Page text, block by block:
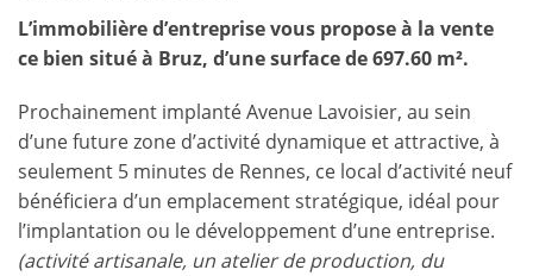
L’immobilière d’entreprise vous propose à la vente
ce bien situé à Bruz, d’une surface de 697.60 m².
Prochainement implanté Avenue Lavoisier, au sein
d’une future zone d’activité dynamique et attractive, à
seulement 5 minutes de Rennes, ce local d’activité neuf
bénéficiera d’un emplacement stratégique, idéal pour
l’implantation ou le développement d’une entreprise.
(activité artisanale, un atelier de production, du